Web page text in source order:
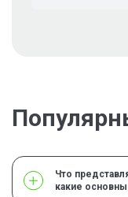
Что
какие